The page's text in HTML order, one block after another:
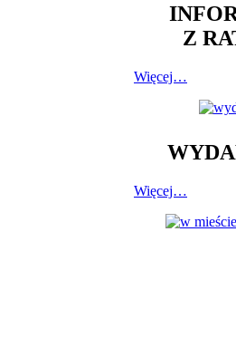
Z
Więcej…
Więcej…